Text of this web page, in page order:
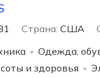
Страна: США
Одежда,
и здоровья